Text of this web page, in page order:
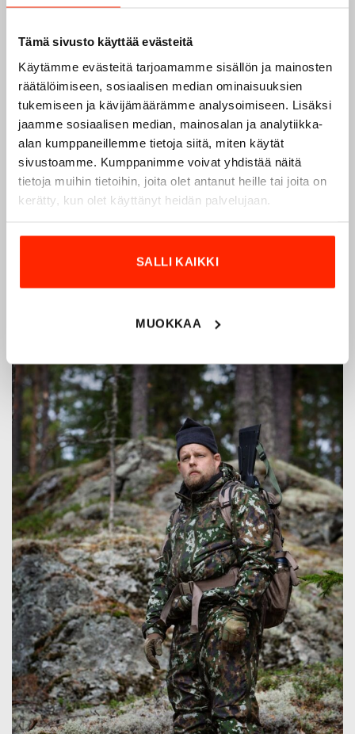
Tämä sivusto käyttää evästeitä
Käytämme evästeitä tarjoamamme sisällön ja mainosten
räätälöimiseen, sosiaalisen median ominaisuuksien
tukemiseen ja kävijämäärämme analysoimiseen. Lisäksi
jaamme sosiaalisen median, mainosalan ja analytiikka-
alan kumppaneillemme tietoja siitä, miten käytät
sivustoamme. Kumppanimme voivat yhdistää näitä
tietoja muihin tietoihin, joita olet antanut heille tai joita on
kerätty, kun olet käyttänyt heidän palvelujaan.
SALLI KAIKKI
MUOKKAA
Origopro – Suomalainen laatumerkki vuodesta
1975
Origoproon suomalainen turvallisuus- ja
ulkoiluvaatetukseen erikoistunut yritys, joka on toiminut
vuodesta 1975.
Origopro valmistaa laadukkaita vaatteita,
:n tuotteet on suunniteltu yhteistyössä käyttäjien
ja erikoisammattilaisten kanssa, joiden kokemus inspiroi